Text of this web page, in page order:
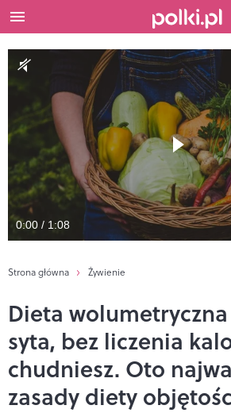
0:00 / 1:08
Strona główna Żywienie
Dieta
syta, bez liczenia
chudniesz. Oto
zasady diety